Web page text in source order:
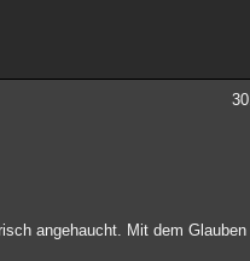
angehaucht. Mit dem